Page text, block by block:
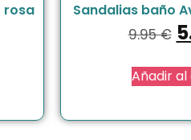
rosa Sandalias baño
9.95€
Añadir